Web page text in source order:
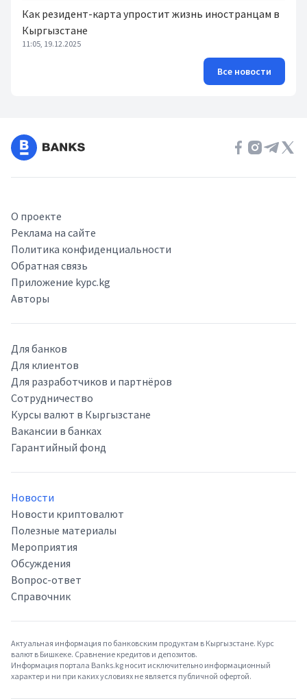
Как резидент-карта упростит жизнь иностранцам в
Кыргызстане
11:05, 19.12.2025
Все новости
О проекте
Реклама на сайте
Политика конфиденциальности
Обратная связь
Приложение kypc.kg
Авторы
Для банков
Для клиентов
Для разработчиков и партнёров
Сотрудничество
Курсы валют в Кыргызстане
Вакансии в банках
Гарантийный фонд
Новости
Новости криптовалют
Полезные материалы
Мероприятия
Обсуждения
Вопрос-ответ
Справочник
Актуальная информация по банковским продуктам в Кыргызстане. Курс
валют в Бишкеке. Сравнение кредитов и депозитов.
Информация портала Banks.kg носит исключительно информационный
характер и ни при каких условиях не является публичной офертой.